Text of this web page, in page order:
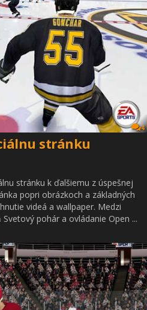
4
stránku
stránku k ďalšiemu z úspešnej
popri obrázkoch a základných
videá a wallpaper. Medzi
pohár a ovládanie Open ...